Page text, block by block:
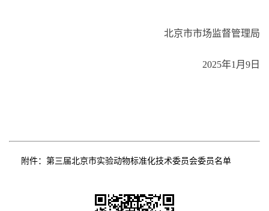
北京市市场监督管理局
2025年1月9日
附件： 第三届北京市实验动物标准化技术委员会委员名单